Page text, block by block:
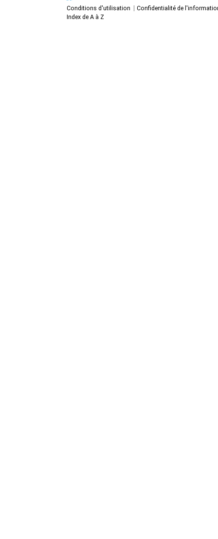
Conditions d'utilisation
Confidentialité de
Index de A à Z